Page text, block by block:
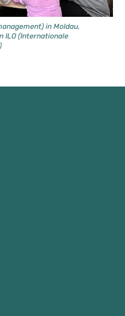
in Moldau,
ILO (Internationale